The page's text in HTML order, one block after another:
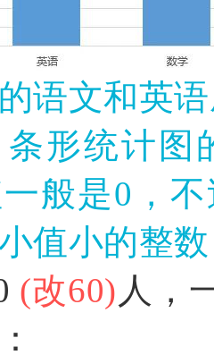
语文和英
形统计图
般是0，
值小的整
(改60) 人，